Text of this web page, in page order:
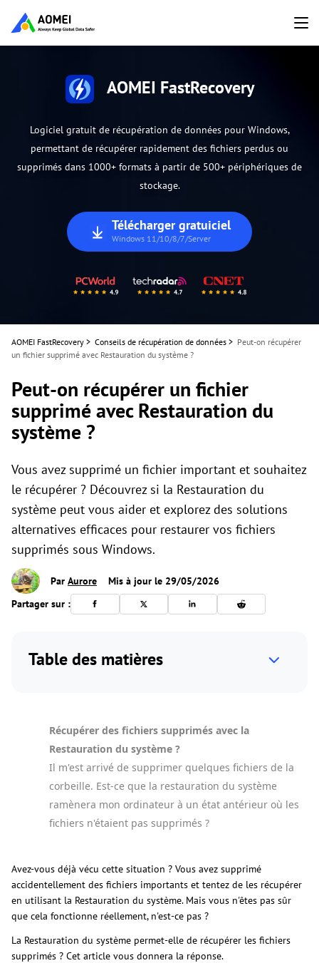
AOMEI FastRecovery
Logiciel gratuit de récupération de données pour Windows,
permettant de récupérer rapidement des fichiers perdus ou
supprimés dans 1000+ formats à partir de 500+ périphériques de
stockage.
Télécharger gratuiciel
Windows 11/10/8/7/Server
AOMEI FastRecovery > Conseils de récupération de données > Peut-on récupérer
un fichier supprimé avec Restauration du système ?
Peut-on récupérer un fichier
supprimé avec Restauration du
système ?
Vous avez supprimé un fichier important et souhaitez
le récupérer ? Découvrez si la Restauration du
système peut vous aider et explorez des solutions
alternatives efficaces pour restaurer vos fichiers
supprimés sous Windows.
Par Aurore
Mis à jour le 29/05/2026
Partager sur :
Table des matières
Récupérer des fichiers supprimés avec la
Restauration du système ?
Il m'est arrivé de supprimer quelques fichiers de la
corbeille. Est-ce que la restauration du système
ramènera mon ordinateur à un état antérieur où les
fichiers n'étaient pas supprimés ?
Avez-vous déjà vécu cette situation ? Vous avez supprimé
accidentellement des fichiers importants et tentez de les récupérer
en utilisant la Restauration du système. Mais vous n'êtes pas sûr
que cela fonctionne réellement, n'est-ce pas ?
La Restauration du système permet-elle de récupérer les fichiers
supprimés ? Cet article vous donnera la réponse.